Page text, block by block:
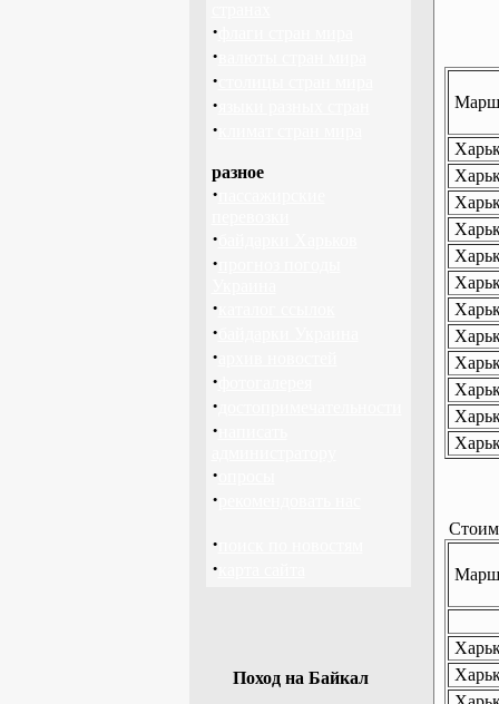
·
·
·
·
·
разное
·
·
·
·
·
·
·
·
·
·
·
·
·
Поход на Байкал